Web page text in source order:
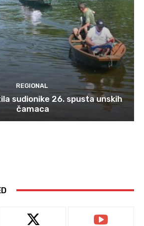
REGIONAL
sudionike 26. spusta unskih
čamaca